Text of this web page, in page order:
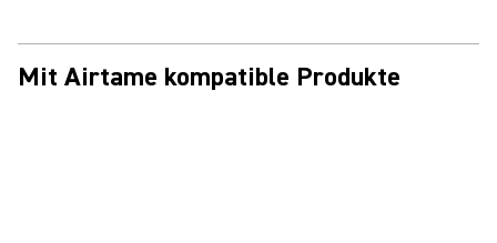
Mit Airtame kompatible Produkte